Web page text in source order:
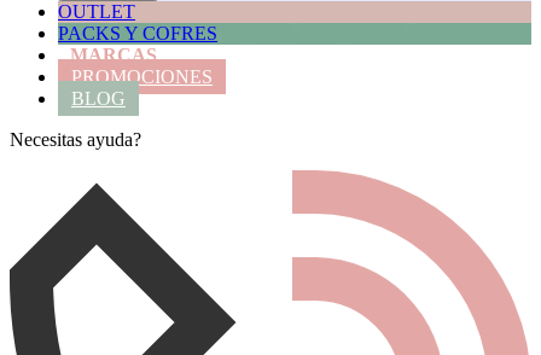
OUTLET
PACKS Y COFRES
MARCAS
PROMOCIONES
BLOG
Necesitas ayuda?